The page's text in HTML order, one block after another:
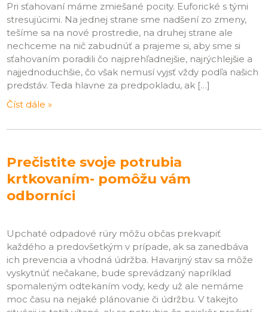
Pri sťahovaní máme zmiešané pocity. Euforické s tými
stresujúcimi. Na jednej strane sme nadšení zo zmeny,
tešíme sa na nové prostredie, na druhej strane ale
nechceme na nič zabudnúť a prajeme si, aby sme si
sťahovaním poradili čo najprehľadnejšie, najrýchlejšie a
najjednoduchšie, čo však nemusí vyjsť vždy podľa našich
predstáv. Teda hlavne za predpokladu, ak […]
Číst dále »
Prečistite svoje potrubia
krtkovaním- pomôžu vám
odborníci
Upchaté odpadové rúry môžu občas prekvapiť
každého a predovšetkým v prípade, ak sa zanedbáva
ich prevencia a vhodná údržba. Havarijný stav sa môže
vyskytnúť nečakane, bude sprevádzaný napríklad
spomaleným odtekaním vody, kedy už ale nemáme
moc času na nejaké plánovanie či údržbu. V takejto